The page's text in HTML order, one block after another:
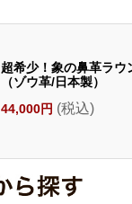
超希少！象の鼻革ラ
（ゾウ革/日本製）
44,000円 (税込)